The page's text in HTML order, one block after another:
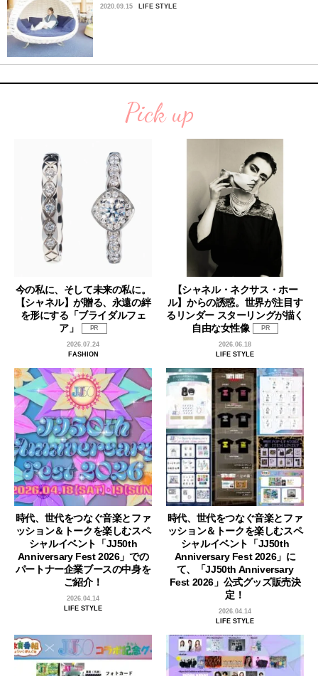
2020.09.15 LIFE STYLE
Pick up
今の私に、そして未来の私に。
【シャネル】が贈る、永遠の絆
を形にする「ブライダルフェ
ア」
PR
2026.07.24
FASHION
【シャネル・ネクサス・ホー
ル】からの誘惑。世界が注目す
るリンダー スターリングが描く
自由な女性像
PR
2026.06.18
LIFE STYLE
時代、世代をつなぐ音楽とファ
ッション＆トークを楽しむスペ
シャルイベント「JJ50th
Anniversary Fest 2026」での
パートナー企業ブースの中身を
ご紹介！
2026.04.14
LIFE STYLE
時代、世代をつなぐ音楽とファ
ッション＆トークを楽しむスペ
シャルイベント「JJ50th
Anniversary Fest 2026」に
て、「JJ50th Anniversary
Fest 2026」公式グッズ販売決
定！
2026.04.14
LIFE STYLE